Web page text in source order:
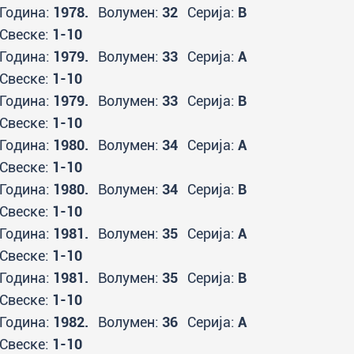
Година: 1978. Волумен: 32 Серија: B
Свеске: 1-10
Година: 1979. Волумен: 33 Серија: A
Свеске: 1-10
Година: 1979. Волумен: 33 Серија: B
Свеске: 1-10
Година: 1980. Волумен: 34 Серија: A
Свеске: 1-10
Година: 1980. Волумен: 34 Серија: B
Свеске: 1-10
Година: 1981. Волумен: 35 Серија: A
Свеске: 1-10
Година: 1981. Волумен: 35 Серија: B
Свеске: 1-10
Година: 1982. Волумен: 36 Серија: A
Свеске: 1-10